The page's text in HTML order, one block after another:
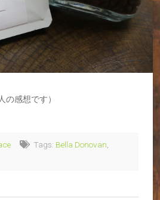
感想です）
Tags: Bella Donovan